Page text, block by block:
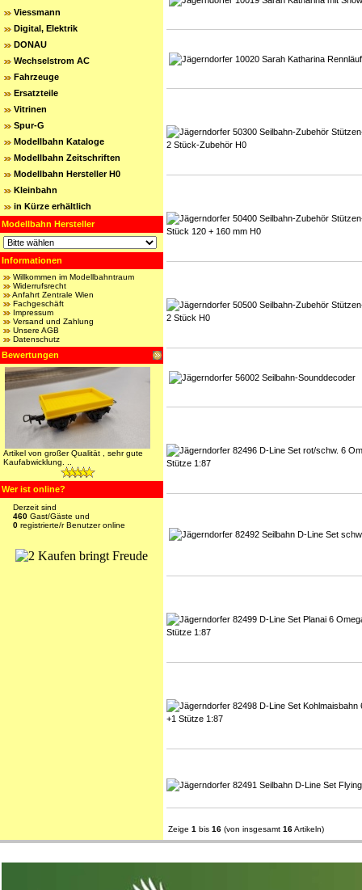
Viessmann
Digital, Elektrik
DONAU
Wechselstrom AC
Fahrzeuge
Ersatzteile
Vitrinen
Spur-G
Modellbahn Kataloge
Modellbahn Zeitschriften
Modellbahn Hersteller H0
Kleinbahn
in Kürze erhältlich
Modellbahn Hersteller
Informationen
Willkommen im Modellbahntraum
Widerrufsrecht
Anfahrt Zentrale Wien
Fachgeschäft
Impressum
Versand und Zahlung
Unsere AGB
Datenschutz
Bewertungen
Artikel von großer Qualität , sehr gute
Kaufabwicklung. ..
Wer ist online?
Derzeit sind
460 Gast/Gäste und
0 registrierte/r Benutzer online
Zeige 1 bis 16 (von insgesamt 16Artikeln)